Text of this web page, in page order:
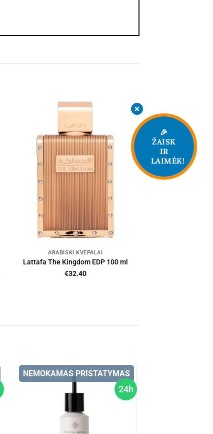
ARABIŠKI KVEPALAI
Lattafa The Kingdom EDP 100 ml
€32.40
24h
NEMOKAMAS PRISTATYMAS
🎉
ŽAISK
IR
LAIMĖK!